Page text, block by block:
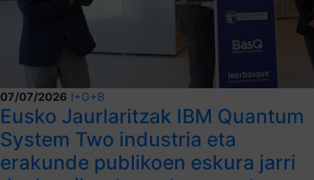
07/07/2026 I+G+B
Eusko Jaurlaritzak IBM Quantum
System Two industria eta
erakunde publikoen eskura jarri